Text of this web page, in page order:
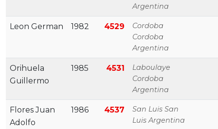
Argentina
Leon German 1982 4529
Cordoba
Cordoba
Argentina
Orihuela
Guillermo
1985 4531
Laboulaye
Cordoba
Argentina
Flores Juan
Adolfo
1986 4537
San Luis San
Luis Argentina